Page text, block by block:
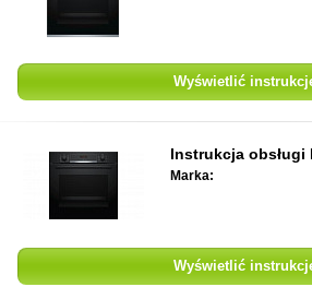
Wyświetlić
Instrukcja obsługi
Marka:
Wyświetlić